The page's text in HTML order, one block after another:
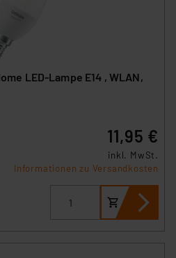
LED-Lampe E14 , WLAN,
11,95 €
inkl. MwSt.
Informationen zu Versandkosten